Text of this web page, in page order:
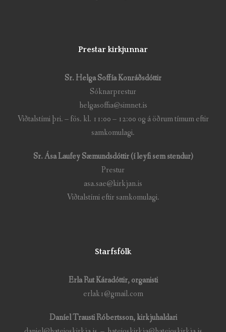
Prestar kirkjunnar
Sr. Helga Soffía Konráðsdóttir
Sóknarprestur
helgasoffia@simnet.is
Viðtalstími þri. – fös. kl. 11:00 – 12:00 og á öðrum tímum eftir
samkomulagi.
Sr. Ása Laufey Sæmundsdóttir (í leyfi sem stendur)
Prestur
asa.sae@kirkjan.is
Viðtalstími eftir samkomulagi.
Starfsfólk
Erla Rut Káradóttir, organisti
erlak1@gmail.com
Daníel Trausti Róbertsson, kirkjuhaldari